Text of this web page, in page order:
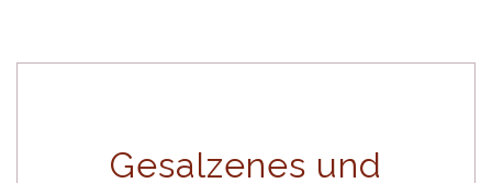
Gesalzenes und